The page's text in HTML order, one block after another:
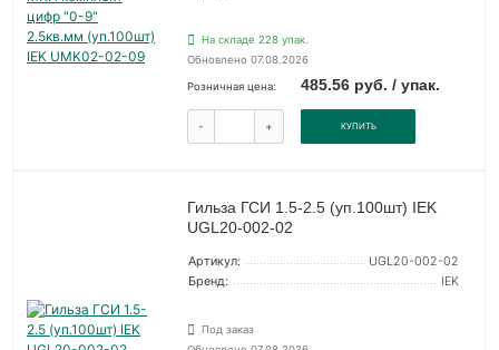
На складе 228 упак.
Обновлено 07.08.2026
Розничная цена: 485.56 руб. / упак.
- + КУПИТЬ
Гильза ГСИ 1.5-2.5 (уп.100шт) IEK
UGL20-002-02
Артикул:
UGL20-002-02
Бренд:
IEK
Под заказ